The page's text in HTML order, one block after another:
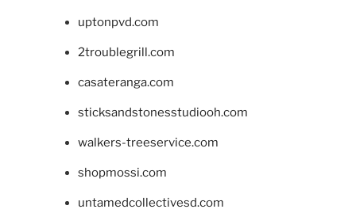
uptonpvd.com
2troublegrill.com
casateranga.com
sticksandstonesstudiooh.com
walkers-treeservice.com
shopmossi.com
untamedcollectivesd.com